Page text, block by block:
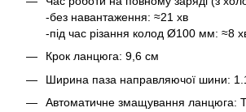
-без навантаження: ≈21 хв
-під час різання колод Ø100 мм: ≈8
Крок ланцюга: 9,6 см
Ширина паза направляючої шини:
Автоматичне змащування ланцюга: